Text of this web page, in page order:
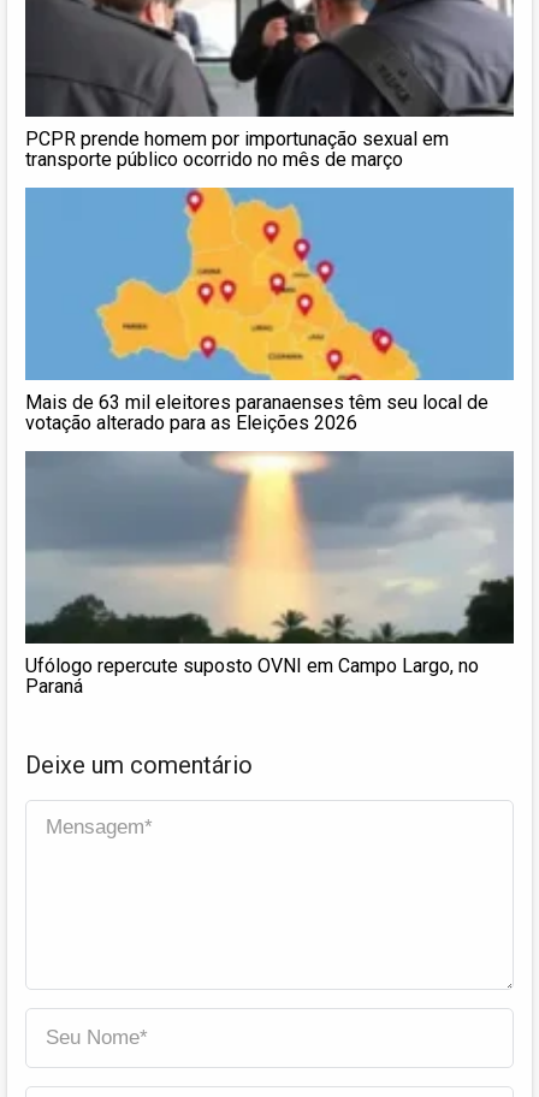
PCPR prende homem por importunação sexual em
transporte público ocorrido no mês de março
Mais de 63 mil eleitores paranaenses têm seu local de
votação alterado para as Eleições 2026
Ufólogo repercute suposto OVNI em Campo Largo, no
Paraná
Deixe um comentário